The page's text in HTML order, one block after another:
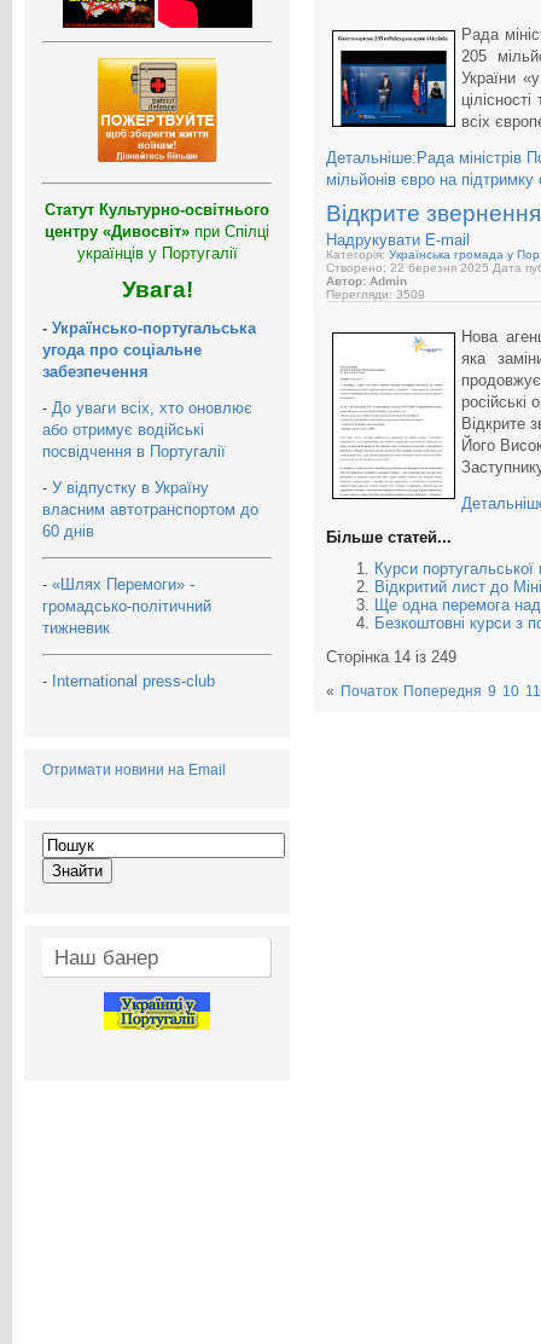
Статут Культурно-освітнього
центру «Дивосвіт» при Спілці
українців у Португалії
Увага!
- Українсько-португальська
угода про соціальне
забезпечення
- До уваги всіх, хто оновлює
або отримує водійські
посвідчення в Португалії
- У відпустку в Україну
власним автотранспортом до
60 днів
- «Шлях Перемоги» -
громадсько-політичний
тижневик
- International press-club
Отримати новини на Email
Наш банер
Рада
205
України
всіх
Детальніше:Рада міністрів
мільйонів євро на
Відкрите звернення
Надрукувати E-mail
Категорія: Українська громада у
Створено: 22 березня 2025 Дата
Автор: Admin
Перегляди: 3509
Нова
яка
російські
Відкрите
Його
Більше статей...
Курси португальської
Відкритий лист до
Ще одна перемога над
Безкоштовні курси з
Сторінка 14 із 249
« Початок Попередня 9 10 11